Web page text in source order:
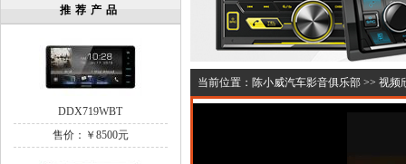
推荐产品
DDX719WBT
售价：￥8500元
当前位置： 陈小威汽车影音俱乐部 >> 视频